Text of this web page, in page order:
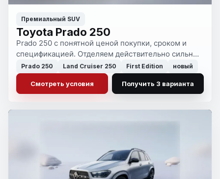
Премиальный SUV
Toyota Prado 250
Prado 250 с понятной ценой покупки, сроком и
спецификацией. Отделяем действительно сильные
машины от переоцененных и лишних по риску
вариантов.
Prado 250 Land Cruiser 250 First Edition новый
Смотреть условия Получить 3 варианта